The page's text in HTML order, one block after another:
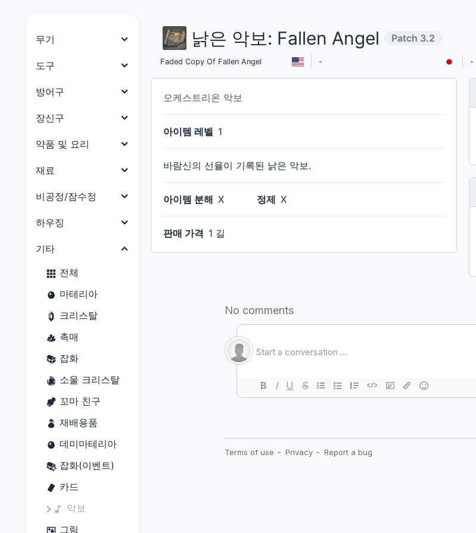
무기
백마도사
점성술사
닌자
사무라이
리퍼
음유시인
기공사
무도가
흑마도사
소환사
적마도사
청마도사
도구
목수
재봉사
연금술사
방어구
머리 방어구
발 방어구
허리 방어구
장신구
목걸이
약품 및 요리
요리
재료
식재료
금속재
목재
옷감
가죽재
골재
연금재
염료
비공정/잠수정
비공정(선체)
하우징
건축 허가증
외장(지붕)
외장(외벽)
외장(창문)
외장(문)
외장(지붕 장식)
외장(외벽 장식)
외장(간판)
외장(울타리)
내장(내벽)
내장(바닥)
내장(천장 조명)
조경물
기타
전체
마테리아
크리스탈
촉매
잡화
소울 크리스탈
꼬마 친구
재배용품
데미마테리아
잡화(이벤트)
카드
악보
그림
낡은 악보: Fallen Angel Patch 3.2
Faded Copy Of Fallen Angel - -
오케스트리온 악보
아이템 레벨 1
바람신의 선율이 기록된 낡은 악보.
아이템 분해 X 정제 X
판매 가격 1 길